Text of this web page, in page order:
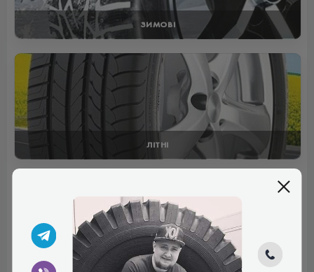
ЗИМОВІ
ЛІТНІ
Илья
Шины нормальные, удачно сбалансированные,
повороты плавно проходят, хорошо держат дорогу. В